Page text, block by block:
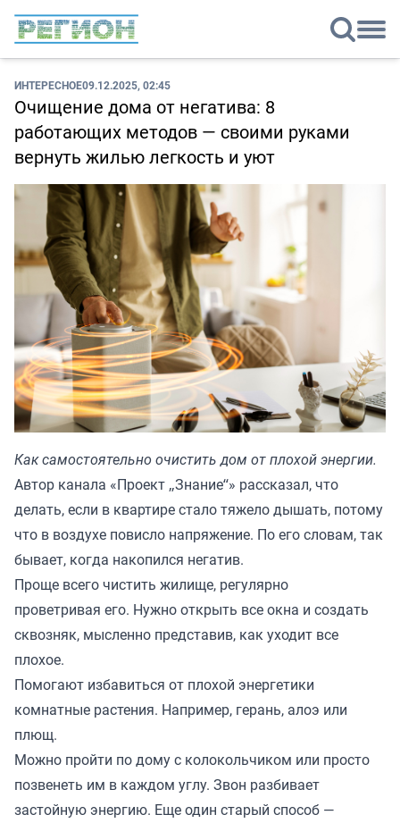
ИНТЕРЕСНОЕ09.12.2025, 02:45
Очищение дома от негатива: 8
работающих методов — своими руками
вернуть жилью легкость и уют
Как самостоятельно очистить дом от плохой энергии.
Автор канала «Проект „Знание“» рассказал, что
делать, если в квартире стало тяжело дышать, потому
что в воздухе повисло напряжение. По его словам, так
бывает, когда накопился негатив.
Проще всего чистить жилище, регулярно
проветривая его. Нужно открыть все окна и создать
сквозняк, мысленно представив, как уходит все
плохое.
Помогают избавиться от плохой энергетики
комнатные растения. Например, герань, алоэ или
плющ.
Можно пройти по дому с колокольчиком или просто
позвенеть им в каждом углу. Звон разбивает
застойную энергию. Еще один старый способ —